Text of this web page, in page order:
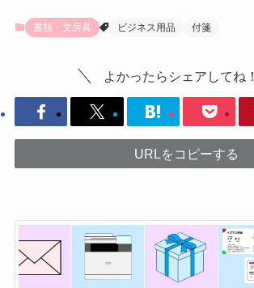
書類・文房具 ビジネス用品 付箋
よかったらシェアしてね！
URLをコピーする